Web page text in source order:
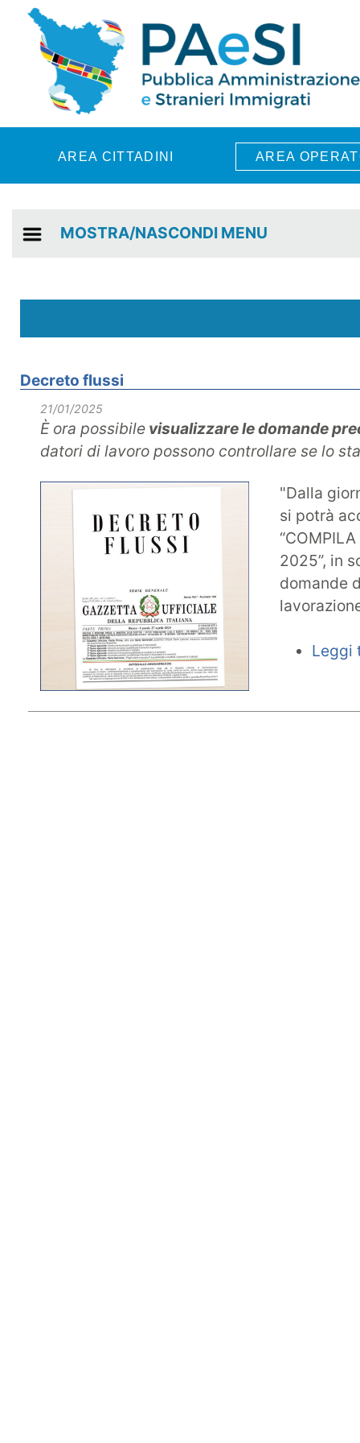
Skip to main content
AREA CITTADINI AREA
MOSTRA/NASCONDI MENU
Decreto flussi
21/01/2025
È ora possibile visualizzare le domande
datori di lavoro possono controllare se lo
"Dalla
si potrà
2025”, in
domande
Leggi